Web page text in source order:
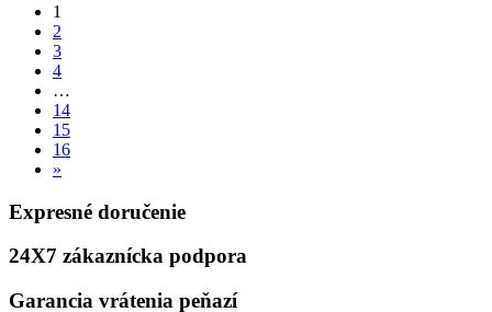
1
2
3
4
…
14
15
16
»
Expresné doručenie
24X7 zákaznícka podpora
Garancia vrátenia peňazí